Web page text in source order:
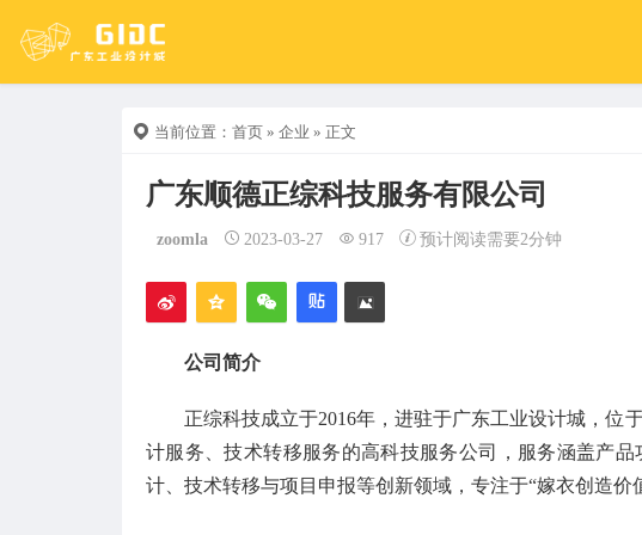
当前位置： 首页 » 企业 » 正文
广东顺德正综科技服务有限公司
zoomla 2023-03-27 917 预计阅读需要2分钟
公司简介
正综科技成立于2016年，进驻于广东工业设计城，
计服务、技术转移服务的高科技服务公司，服务涵盖产
计、技术转移与项目申报等创新领域，专注于“嫁衣创造价